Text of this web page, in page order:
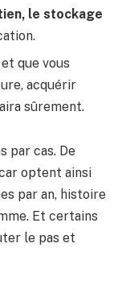
le stockage
et que vous
acquérir
sûrement.
par cas. De
optent ainsi
par an, histoire
Et certains
le pas et